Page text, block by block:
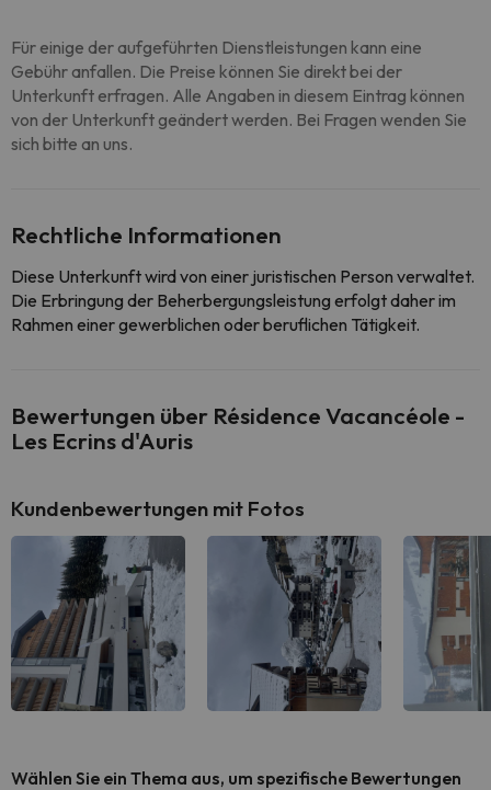
Für einige der aufgeführten Dienstleistungen kann eine
Gebühr anfallen. Die Preise können Sie direkt bei der
Unterkunft erfragen. Alle Angaben in diesem Eintrag können
von der Unterkunft geändert werden. Bei Fragen wenden Sie
sich bitte an uns.
Rechtliche Informationen
Diese Unterkunft wird von einer juristischen Person verwaltet.
Die Erbringung der Beherbergungsleistung erfolgt daher im
Rahmen einer gewerblichen oder beruflichen Tätigkeit.
Bewertungen über Résidence Vacancéole -
Les Ecrins d'Auris
Kundenbewertungen mit Fotos
Wählen Sie ein Thema aus, um spezifische Bewertungen